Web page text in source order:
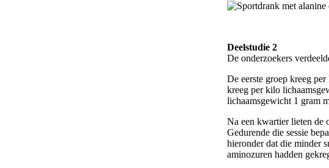
Deelstudie 2
De onderzoekers
De eerste groep kreeg
kreeg per kilo
lichaamsgewicht 1 gram
Na een kwartier lieten de
Gedurende die sessie
hieronder dat die minder
aminozuren hadden